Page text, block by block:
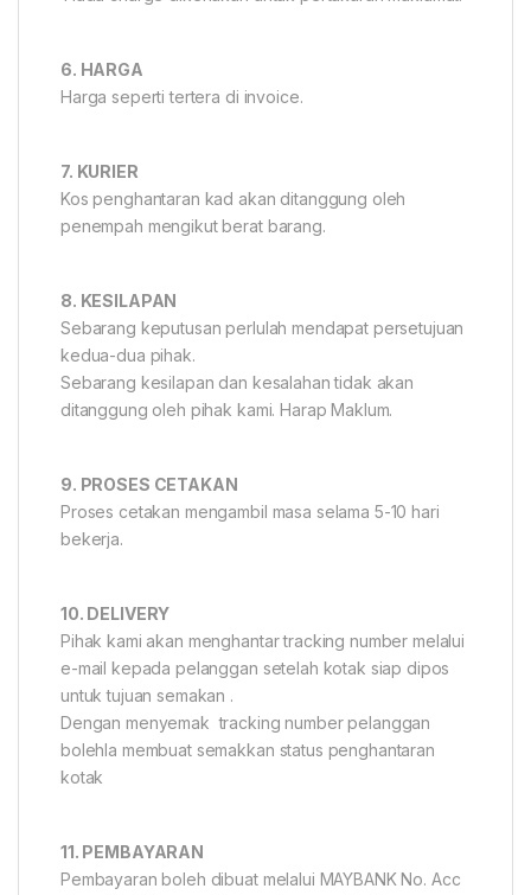
6. HARGA
Harga seperti tertera di invoice.
7. KURIER
Kos penghantaran kad akan ditanggung oleh
penempah mengikut berat barang.
8. KESILAPAN
Sebarang keputusan perlulah mendapat persetujuan
kedua-dua pihak.
Sebarang kesilapan dan kesalahan tidak akan
ditanggung oleh pihak kami. Harap Maklum.
9. PROSES CETAKAN
Proses cetakan mengambil masa selama 5-10 hari
bekerja.
10. DELIVERY
Pihak kami akan menghantar tracking number melalui
e-mail kepada pelanggan setelah kotak siap dipos
untuk tujuan semakan .
Dengan menyemak tracking number pelanggan
bolehla membuat semakkan status penghantaran
kotak
11. PEMBAYARAN
Pembayaran boleh dibuat melalui MAYBANK No. Acc